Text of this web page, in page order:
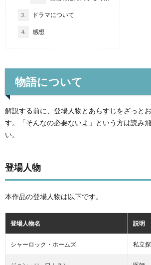
3. ドラマについて
4. 感想
物語について
解説する前に、登場人物とあらすじをざっと
す。「そんなの必要ないよ」という方は読み
い。
登場人物
本作品の登場人物は以下です。
登場人物名 説明
シャーロック・ホームズ 私立